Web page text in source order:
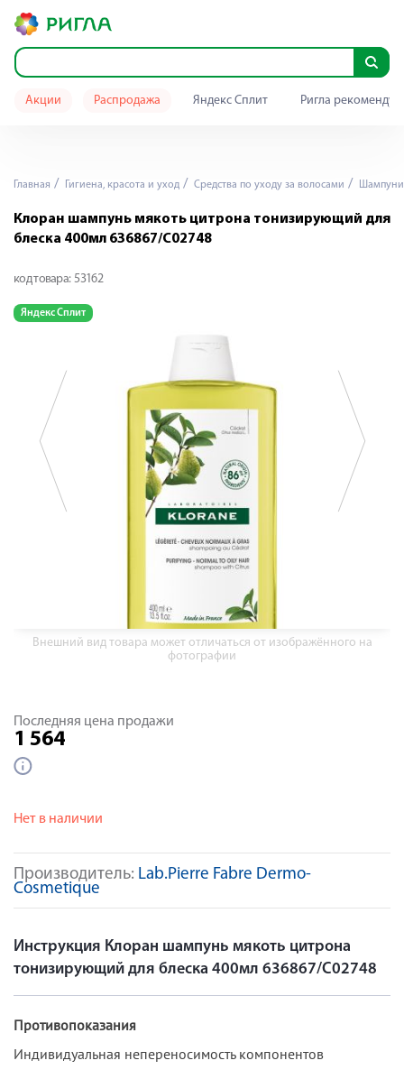
Акции Распродажа Яндекс Сплит Ригла
Главная Гигиена, красота и уход Средства по уходу за волосами Шампуни
Клоран шампунь мякоть цитрона тонизирующий для
блеска 400мл 636867/С02748
код товара: 53162
Яндекс Сплит
Внешний вид товара может отличаться от изображённого на
фотографии
Производитель: Lab.Pierre Fabre Dermo-
Cosmetique
Последняя цена продажи
1 564
Нет в наличии
Инструкция Клоран шампунь мякоть цитрона
тонизирующий для блеска 400мл 636867/С02748
Противопоказания
Индивидуальная непереносимость компонентов